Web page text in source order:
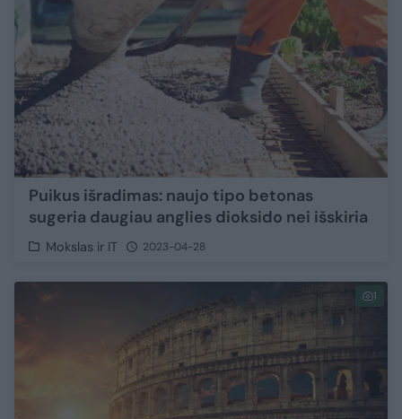
Puikus išradimas: naujo tipo betonas
sugeria daugiau anglies dioksido nei išskiria
Mokslas ir IT 2023-04-28
1